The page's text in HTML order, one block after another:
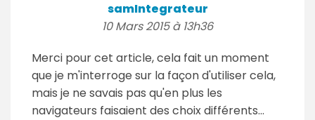
samIntegrateur
10 Mars 2015 à 13h36
Merci pour cet article, cela fait un moment
que je m'interroge sur la façon d'utiliser cela,
mais je ne savais pas qu'en plus les
navigateurs faisaient des choix différents...